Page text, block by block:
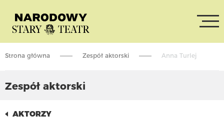
Strona główna Zespół aktorski Anna Turlej
Zespół aktorski
AKTORZY